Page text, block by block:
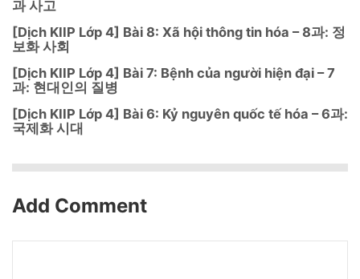
과 사고
[Dịch KIIP Lớp 4] Bài 8: Xã hội thông tin hóa – 8과: 정
보화 사회
[Dịch KIIP Lớp 4] Bài 7: Bệnh của người hiện đại – 7
과: 현대인의 질병
[Dịch KIIP Lớp 4] Bài 6: Kỷ nguyên quốc tế hóa – 6과:
국제화 시대
Add Comment